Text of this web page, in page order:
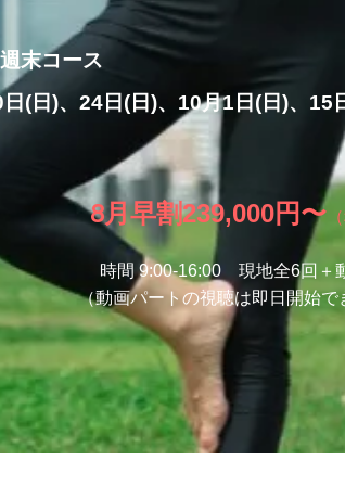
末コース
(日)、24日(日)、10月1日(日)、15
8月早割239,000円​〜
時間 9:00-16:00 現地全6回＋
（動画パートの視聴は即日開始で